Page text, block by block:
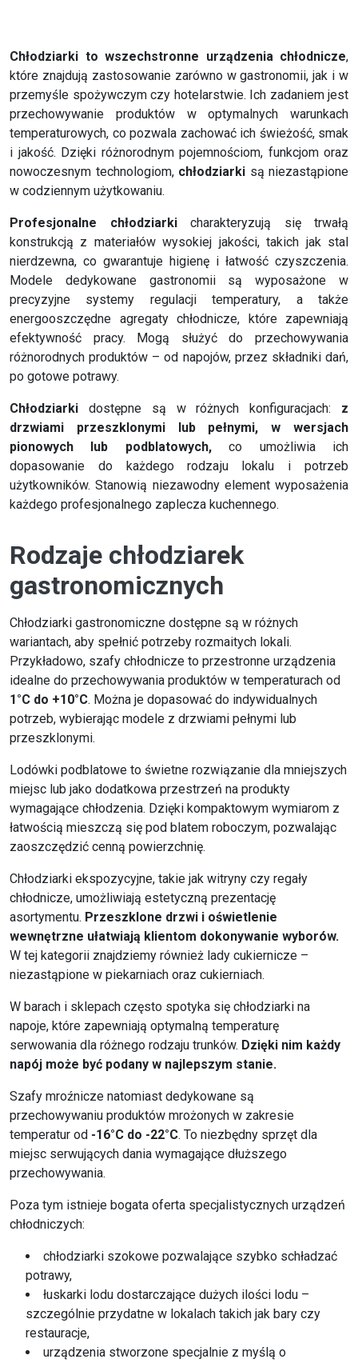
Chłodziarki to wszechstronne urządzenia chłodnicze,
które znajdują zastosowanie zarówno w gastronomii, jak i w
przemyśle spożywczym czy hotelarstwie. Ich zadaniem jest
przechowywanie produktów w optymalnych warunkach
temperaturowych, co pozwala zachować ich świeżość, smak
i jakość. Dzięki różnorodnym pojemnościom, funkcjom oraz
nowoczesnym technologiom, chłodziarki są niezastąpione
w codziennym użytkowaniu.
Profesjonalne chłodziarkicharakteryzują się trwałą
konstrukcją z materiałów wysokiej jakości, takich jak stal
nierdzewna, co gwarantuje higienę i łatwość czyszczenia.
Modele dedykowane gastronomii są wyposażone w
precyzyjne systemy regulacji temperatury, a także
energooszczędne agregaty chłodnicze, które zapewniają
efektywność pracy. Mogą służyć do przechowywania
różnorodnych produktów – od napojów, przez składniki dań,
po gotowe potrawy.
Chłodziarki dostępne są w różnych konfiguracjach: z
drzwiami przeszklonymi lub pełnymi, w wersjach
pionowych lub podblatowych,co umożliwia ich
dopasowanie do każdego rodzaju lokalu i potrzeb
użytkowników. Stanowią niezawodny element wyposażenia
każdego profesjonalnego zaplecza kuchennego.
Rodzaje chłodziarek
gastronomicznych
Chłodziarki gastronomiczne dostępne są w różnych
wariantach, aby spełnić potrzeby rozmaitych lokali.
Przykładowo, szafy chłodnicze to przestronne urządzenia
idealne do przechowywania produktów w temperaturach od
1°C do +10°C. Można je dopasować do indywidualnych
potrzeb, wybierając modele z drzwiami pełnymi lub
przeszklonymi.
Lodówki podblatowe to świetne rozwiązanie dla mniejszych
miejsc lub jako dodatkowa przestrzeń na produkty
wymagające chłodzenia. Dzięki kompaktowym wymiarom z
łatwością mieszczą się pod blatem roboczym, pozwalając
zaoszczędzić cenną powierzchnię.
Chłodziarki ekspozycyjne, takie jak witryny czy regały
chłodnicze, umożliwiają estetyczną prezentację
asortymentu. Przeszklone drzwi i oświetlenie
wewnętrzne ułatwiają klientom dokonywanie wyborów.
W tej kategorii znajdziemy również lady cukiernicze –
niezastąpione w piekarniach oraz cukierniach.
W barach i sklepach często spotyka się chłodziarki na
napoje, które zapewniają optymalną temperaturę
serwowania dla różnego rodzaju trunków. Dzięki nim każdy
napój może być podany w najlepszym stanie.
Szafy mroźnicze natomiast dedykowane są
przechowywaniu produktów mrożonych w zakresie
temperatur od -16°C do -22°C. To niezbędny sprzęt dla
miejsc serwujących dania wymagające dłuższego
przechowywania.
Poza tym istnieje bogata oferta specjalistycznych urządzeń
chłodniczych:
chłodziarki szokowe pozwalające szybko schładzać
potrawy,
łuskarki lodu dostarczające dużych ilości lodu –
szczególnie przydatne w lokalach takich jak bary czy
restauracje,
urządzenia stworzone specjalnie z myślą o